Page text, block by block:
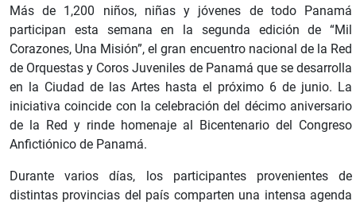
Más de 1,200 niños, niñas y jóvenes de todo Panamá
participan esta semana en la segunda edición de “Mil
Corazones, Una Misión”, el gran encuentro nacional de la Red
de Orquestas y Coros Juveniles de Panamá que se desarrolla
en la Ciudad de las Artes hasta el próximo 6 de junio. La
iniciativa coincide con la celebración del décimo aniversario
de la Red y rinde homenaje al Bicentenario del Congreso
Anfictiónico de Panamá.
Durante varios días, los participantes provenientes de
distintas provincias del país comparten una intensa agenda